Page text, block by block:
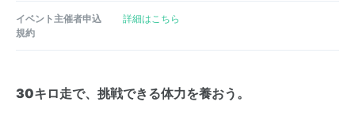
イベント主催者申込
規約
詳細はこちら
30キロ走で、挑戦できる体力を養おう。